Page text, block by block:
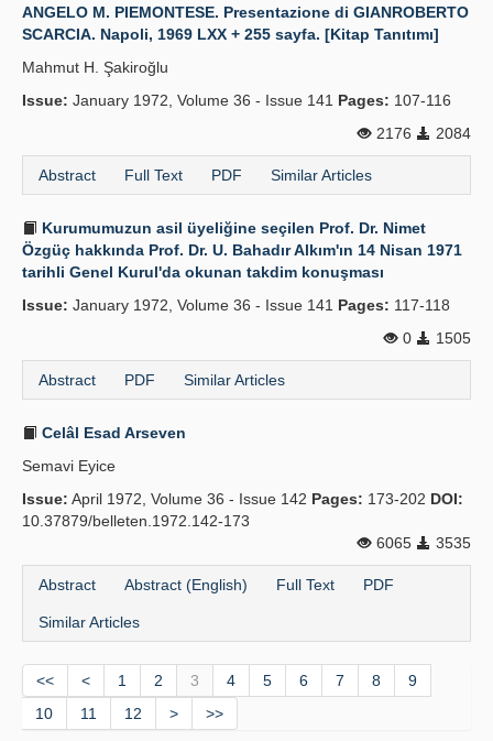
ANGELO M. PIEMONTESE. Presentazione di GIANROBERTO
SCARCIA. Napoli, 1969 LXX + 255 sayfa. [Kitap Tanıtımı]
Mahmut H. Şakiroğlu
Issue: January 1972, Volume 36 - Issue 141 Pages: 107-116
2176
2084
Abstract Full Text PDF Similar Articles
Kurumumuzun asil üyeliğine seçilen Prof. Dr. Nimet
Özgüç hakkında Prof. Dr. U. Bahadır Alkım'ın 14 Nisan 1971
tarihli Genel Kurul'da okunan takdim konuşması
Issue: January 1972, Volume 36 - Issue 141 Pages: 117-118
0
1505
Abstract PDF Similar Articles
Celâl Esad Arseven
Semavi Eyice
Issue: April 1972, Volume 36 - Issue 142 Pages: 173-202 DOI:
10.37879/belleten.1972.142-173
6065
3535
Abstract Abstract (English) Full Text PDF
Similar Articles
<< < 1 2 3 4 5 6 7 8
9
10
11 12 > >>